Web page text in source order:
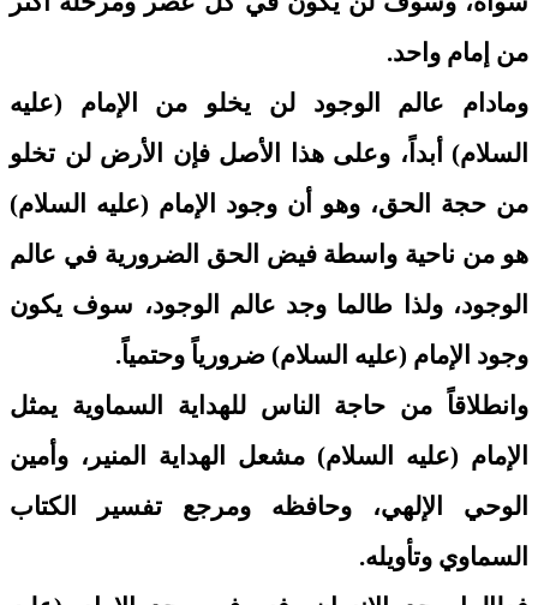
من إمام واحد.
ومادام عالم الوجود لن يخلو من الإمام (عليه
السلام) أبداً، وعلى هذا الأصل فإن الأرض لن تخلو
من حجة الحق، وهو أن وجود الإمام (عليه السلام)
هو من ناحية واسطة فيض الحق الضرورية في عالم
الوجود، ولذا طالما وجد عالم الوجود، سوف يكون
وجود الإمام (عليه السلام) ضرورياً وحتمياً.
وانطلاقاً من حاجة الناس للهداية السماوية يمثل
الإمام (عليه السلام) مشعل الهداية المنير، وأمين
الوحي الإلهي، وحافظه ومرجع تفسير الكتاب
السماوي وتأويله.